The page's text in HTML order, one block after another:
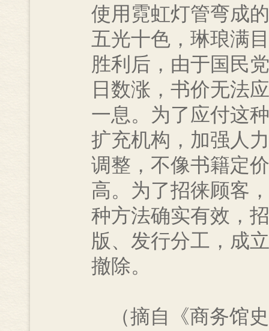
使用霓虹灯管弯成
五光十色，琳琅满
胜利后，由于国民
日数涨，书价无法
一息。为了应付这
扩充机构，加强人
调整，不像书籍定
高。为了招徕顾客
种方法确实有效，
版、发行分工，成
撤除。
（摘自《商务馆